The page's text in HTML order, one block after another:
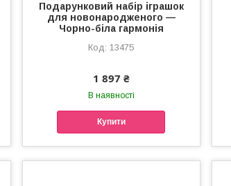
Подарунковий набір іграшок
для новонародженого —
Чорно-біла гармонія
13475
1 897 ₴
В наявності
Купити